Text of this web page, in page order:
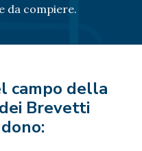
da compiere.
campo della
Brevetti